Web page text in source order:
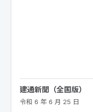
建通新聞（全国版）
令和 6 年 6 月 25 日